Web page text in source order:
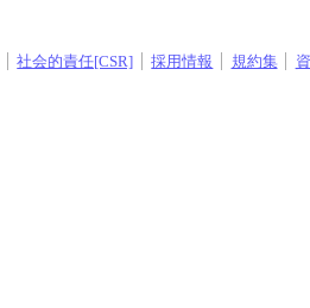
社会的責任[CSR] 採用情報 規約集